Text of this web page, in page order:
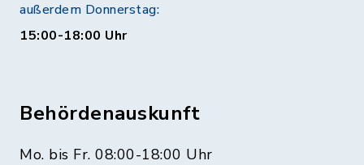
außerdem Donnerstag:
15:00-18:00 Uhr
Behördenauskunft
Mo. bis Fr. 08:00-18:00 Uhr